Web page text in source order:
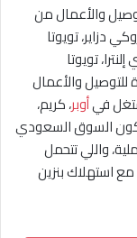
والأعمال من
دزاير، تويوتا
تويوتا
والأعمال
فيأوبر، كريم،
كون السوق السعودي
واللي تتحمل
مع استهلاك بنزين